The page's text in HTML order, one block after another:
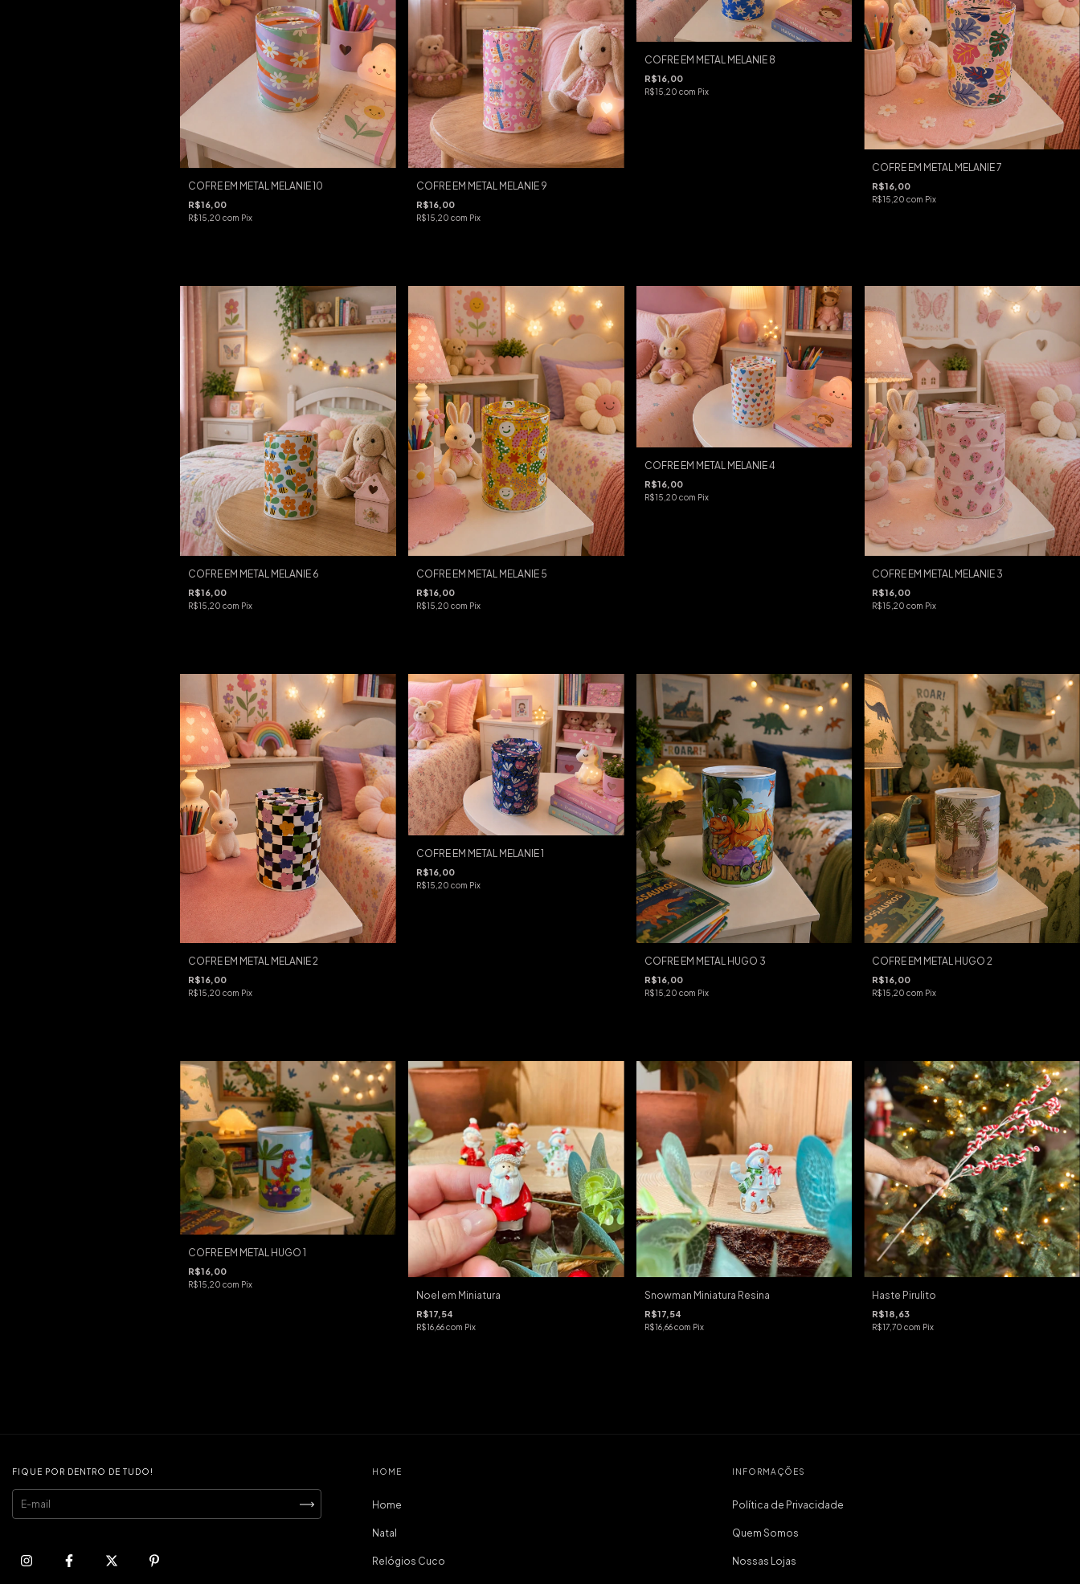
COFRE EM METAL MELANIE 10
R$16,00
R$15,20 com Pix
COFRE EM METAL MELANIE 9
R$16,00
R$15,20 com Pix
COFRE EM METAL MELANIE 8
R$16,00
R$15,20 com Pix
COFRE EM METAL MELANIE 7
R$16,00
R$15,20com Pix
COFRE EM METAL MELANIE 6
R$16,00
R$15,20 com Pix
COFRE EM METAL MELANIE 5
R$16,00
R$15,20 com Pix
COFRE EM METAL MELANIE 4
R$16,00
R$15,20 com Pix
COFRE EM METAL MELANIE 3
R$16,00
R$15,20com Pix
COFRE EM METAL MELANIE 2
R$16,00
R$15,20 com Pix
COFRE EM METAL MELANIE 1
R$16,00
R$15,20 com Pix
COFRE EM METAL HUGO 3
R$16,00
R$15,20 com Pix
COFRE EM METAL HUGO 2
R$16,00
R$15,20com Pix
COFRE EM METAL HUGO 1
R$16,00
R$15,20 com Pix
Noel em Miniatura
R$17,54
R$16,66com Pix
Snowman Miniatura Resina
R$17,54
R$16,66com Pix
Haste Pirulito
R$18,63
R$17,70com Pix
FIQUE POR DENTRO DE TUDO! HOME
Home
Natal
Relógios Cuco
INFORMAÇÕES
Política de Privacidade
Quem Somos
Nossas Lojas